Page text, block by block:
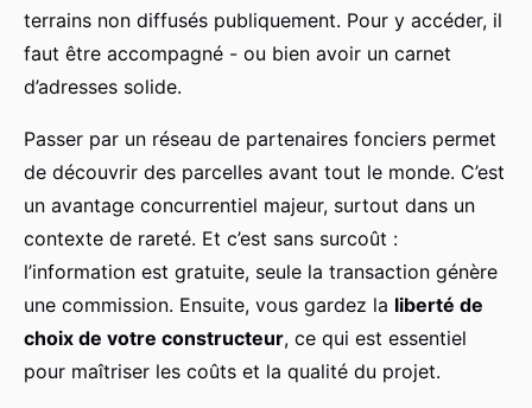
terrains non diffusés publiquement. Pour y accéder, il
faut être accompagné - ou bien avoir un carnet
d’adresses solide.
Passer par un réseau de partenaires fonciers permet
de découvrir des parcelles avant tout le monde. C’est
un avantage concurrentiel majeur, surtout dans un
contexte de rareté. Et c’est sans surcoût :
l’information est gratuite, seule la transaction génère
une commission. Ensuite, vous gardez la liberté de
choix de votre constructeur, ce qui est essentiel
pour maîtriser les coûts et la qualité du projet.